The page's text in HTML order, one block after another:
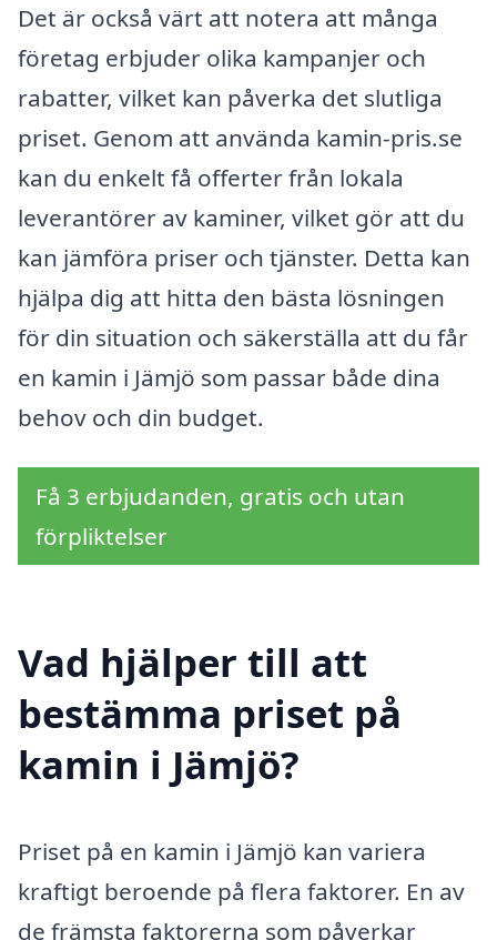
Det är också värt att notera att många
företag erbjuder olika kampanjer och
rabatter, vilket kan påverka det slutliga
priset. Genom att använda kamin-pris.se
kan du enkelt få offerter från lokala
leverantörer av kaminer, vilket gör att du
kan jämföra priser och tjänster. Detta kan
hjälpa dig att hitta den bästa lösningen
för din situation och säkerställa att du får
en kamin i Jämjö som passar både dina
behov och din budget.
Få 3 erbjudanden, gratis och utan
förpliktelser
Vad hjälper till att
bestämma priset på
kamin i Jämjö?
Priset på en kamin i Jämjö kan variera
kraftigt beroende på flera faktorer. En av
de främsta faktorerna som påverkar